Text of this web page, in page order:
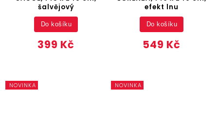
šalvějový
399 Kč
Do košíku
efekt lnu
549 Kč
Do košíku
NOVINKA NOVINKA